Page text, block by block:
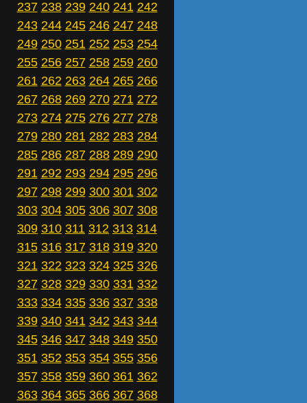
237 238 239 240 241 242
243 244 245 246 247 248
249 250 251 252 253 254
255 256 257 258 259 260
261 262 263 264 265 266
267 268 269 270 271 272
273 274 275 276 277 278
279 280 281 282 283 284
285 286 287 288 289 290
291 292 293 294 295 296
297 298 299 300 301 302
303 304 305 306 307 308
309 310 311 312 313 314
315 316 317 318 319 320
321 322 323 324 325 326
327 328 329 330 331 332
333 334 335 336 337 338
339 340 341 342 343 344
345 346 347 348 349 350
351 352 353 354 355 356
357 358 359 360 361 362
363 364 365 366 367 368